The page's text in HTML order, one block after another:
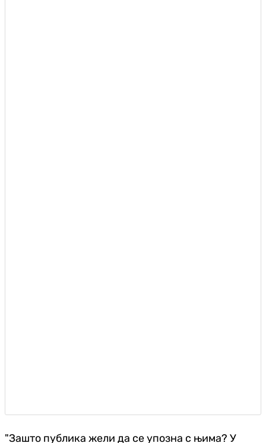
"Зашто публика жели да се упозна с њима? У